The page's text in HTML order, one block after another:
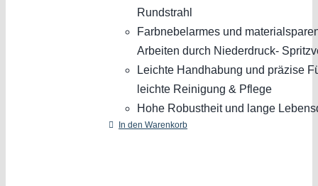
Rundstrahl
Farbnebelarmes und
Arbeiten durch Niederdruck-
Leichte Handhabung und präzise
leichte Reinigung & Pflege
Hohe Robustheit und lange
In den Warenkorb